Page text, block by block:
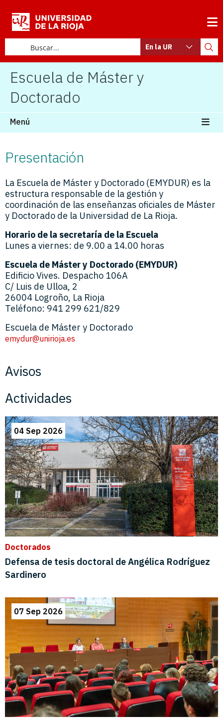
En la UR
Escuela de Máster y
Doctorado
Menú
Presentación
La Escuela de Máster y Doctorado (EMYDUR) es la
estructura responsable de la gestión y
coordinación de las enseñanzas oficiales de Máster
y Doctorado de la Universidad de La Rioja.
Horario de la secretaría de la Escuela
Lunes a viernes: de 9.00 a 14.00 horas
Escuela de Máster y Doctorado (EMYDUR)
Edificio Vives. Despacho 106A
C/ Luis de Ulloa, 2
26004 Logroño, La Rioja
Teléfono: 941 299 621/829
Escuela de Máster y Doctorado
emydur@unirioja.es
Avisos
Actividades
04 Sep 2026
Doctorados
Defensa de tesis doctoral de Angélica Rodríguez
Sardinero
07 Sep 2026